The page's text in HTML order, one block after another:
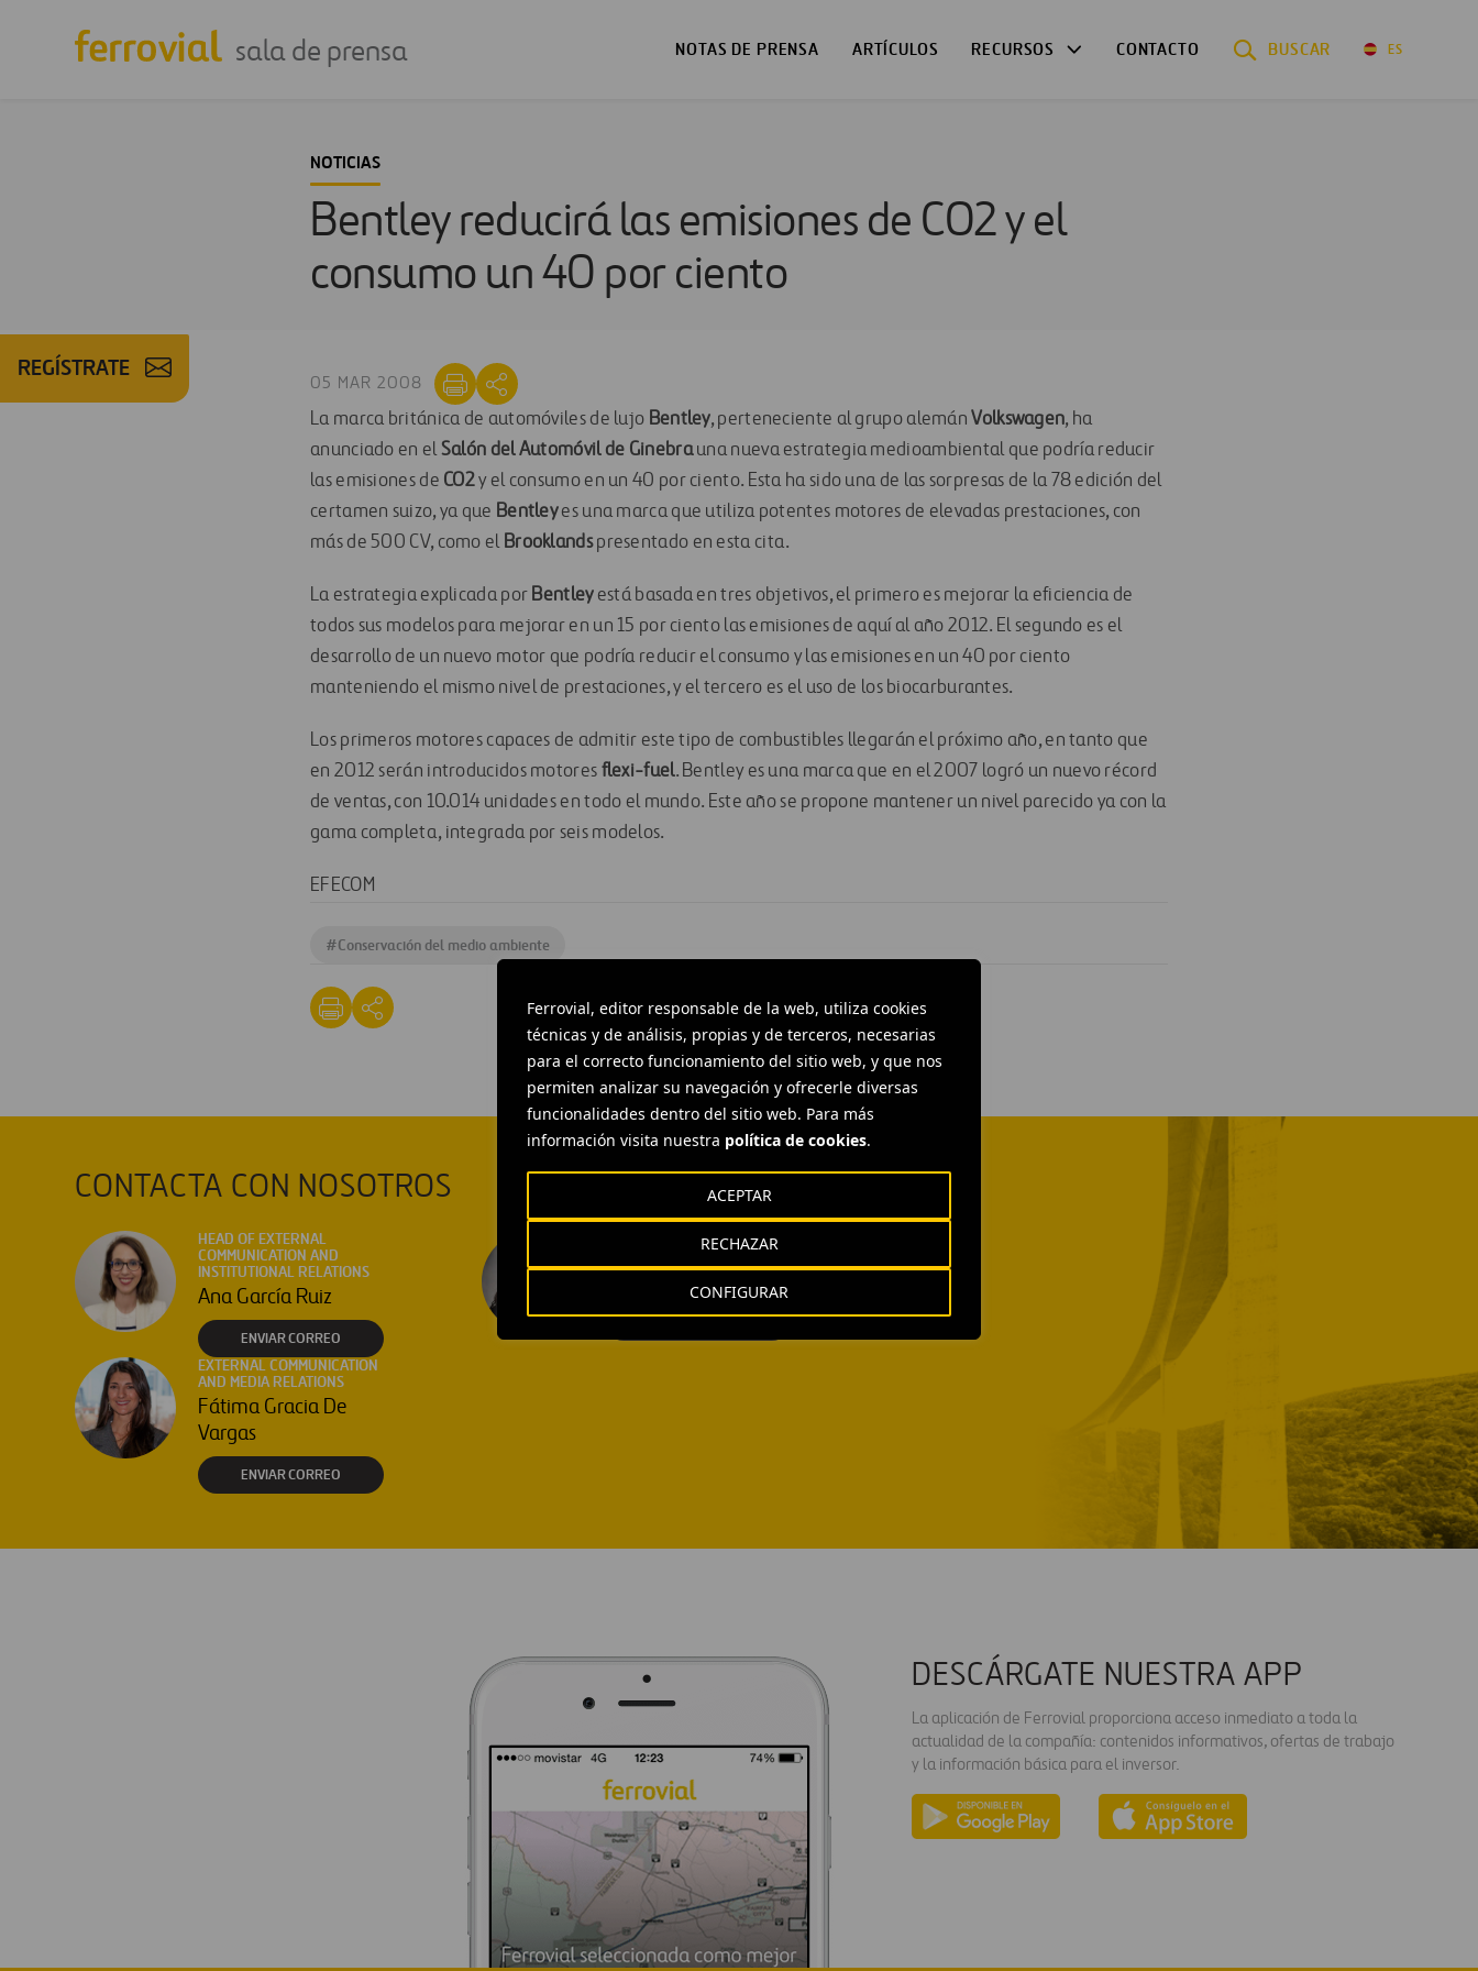
Ferrovial, editor responsable de la web, utiliza cookies
técnicas y de análisis, propias y de terceros, necesarias
para el correcto funcionamiento del sitio web, y que nos
permiten analizar su navegación y ofrecerle diversas
funcionalidades dentro del sitio web. Para más
información visita nuestra política de cookies.
CONFIGURAR
RECHAZAR
ACEPTAR
sala de prensa NOTAS DE PRENSA ARTÍCULOS RECURSOS CONTACTO BUSCAR ES
REGÍSTRATE
NOTICIAS
Bentley reducirá las emisiones de CO2 y el
consumo un 40 por ciento
05 MAR 2008
La marca británica de automóviles de lujo Bentley, perteneciente al grupo alemánVolkswagen, ha
anunciado en elSalón del Automóvil de Ginebrauna nueva estrategia medioambiental que podría reducir
las emisiones de CO2y el consumo en un 40 por ciento. Esta ha sido una de las sorpresas de la 78 edición del
certamen suizo, ya que Bentleyes una marca que utiliza potentes motores de elevadas prestaciones, con
más de 500 CV, como el Brooklandspresentado en esta cita.
La estrategia explicada por Bentleyestá basada en tres objetivos, el primero es mejorar la eficiencia de
todos sus modelos para mejorar en un 15 por ciento las emisiones de aquí al año 2012. El segundo es el
desarrollo de un nuevo motor que podría reducir el consumo y las emisiones en un 40 por ciento
manteniendo el mismo nivel de prestaciones, y el tercero es el uso de los biocarburantes.
Los primeros motores capaces de admitir este tipo de combustibles llegarán el próximo año, en tanto que
en 2012 serán introducidos motores flexi-fuel. Bentley es una marca que en el 2007 logró un nuevo récord
de ventas, con 10.014 unidades en todo el mundo. Este año se propone mantener un nivel parecido ya con la
gama completa, integrada por seis modelos.
EFECOM
#Conservación del medio ambiente
CONTACTA CON NOSOTROS
HEAD OF EXTERNAL
COMMUNICATION AND
INSTITUTIONAL RELATIONS
Ana García Ruiz
ENVIAR CORREO
EXTERNAL COMMUNICATION
AND MEDIA RELATIONS
ENVIAR CORREO
EXTERNAL COMMUNICATION
AND MEDIA RELATIONS
Fátima Gracia De
Vargas
ENVIAR CORREO
DESCÁRGATE NUESTRA APP
La aplicación de Ferrovial proporciona acceso inmediato a toda la
actualidad de la compañía: contenidos informativos, ofertas de trabajo
y la información básica para el inversor.